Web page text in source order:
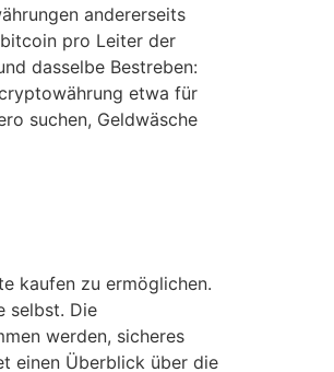
andererseits
pro Leiter der
dasselbe Bestreben:
etwa für
suchen, Geldwäsche
kaufen zu ermöglichen.
selbst. Die
werden, sicheres
einen Überblick über die